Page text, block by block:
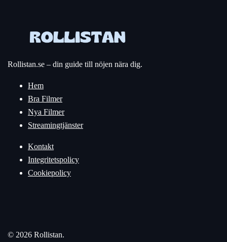
Rollistan.se – din guide till nöjen nära dig.
Hem
Bra Filmer
Nya Filmer
Streamingtjänster
Kontakt
Integritetspolicy
Cookiepolicy
© 2026 Rollistan.